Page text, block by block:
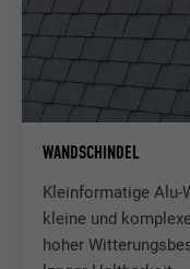
WANDSCHINDEL
Kleinformatige Alu-
kleine und
hoher